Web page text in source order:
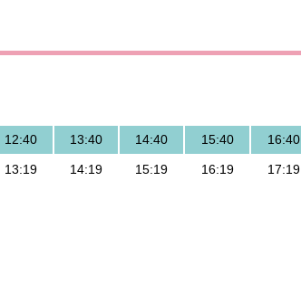
12:40 13:40 14:40 15:40 16:40
13:19 14:19 15:19 16:19 17:19